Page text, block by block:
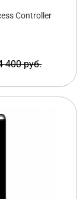
Controller
400 руб.